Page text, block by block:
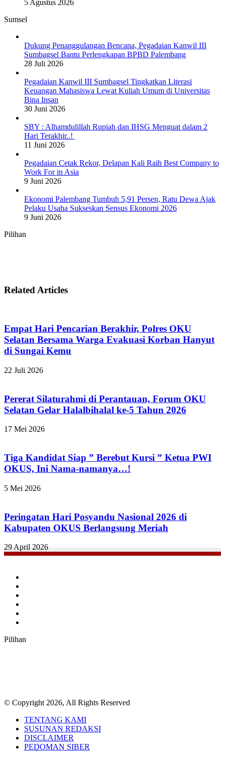
5 Agustus 2026
Sumsel
Dukung Penanggulangan Bencana, Pegadaian Kanwil III
Sumbagsel Bantu Perlengkapan BPBD Palembang
28 Juli 2026
Pegadaian Kanwil III Sumbagsel Tingkatkan Literasi
Keuangan Mahasiswa Lewat Kuliah Umum di Universitas
Bina Insan
30 Juni 2026
SBY : Alhamdulillah Rupiah dan IHSG Menguat dalam 2
Hari Terakhir..!
11 Juni 2026
Pegadaian Cetak Rekor, Delapan Kali Raih Best Company to
Work For in Asia
9 Juni 2026
Ekonomi Palembang Tumbuh 5,91 Persen, Ratu Dewa Ajak
Pelaku Usaha Sukseskan Sensus Ekonomi 2026
9 Juni 2026
Pilihan
Related Articles
Empat Hari Pencarian Berakhir, Polres OKU
Selatan Bersama Warga Evakuasi Korban Hanyut
di Sungai Kemu
22 Juli 2026
Pererat Silaturahmi di Perantauan, Forum OKU
Selatan Gelar Halalbihalal ke-5 Tahun 2026
17 Mei 2026
Tiga Kandidat Siap ” Berebut Kursi ” Ketua PWI
OKUS, Ini Nama-namanya…!
5 Mei 2026
Peringatan Hari Posyandu Nasional 2026 di
Kabupaten OKUS Berlangsung Meriah
29 April 2026
Pilihan
© Copyright 2026, All Rights Reserved
TENTANG KAMI
SUSUNAN REDAKSI
DISCLAIMER
PEDOMAN SIBER